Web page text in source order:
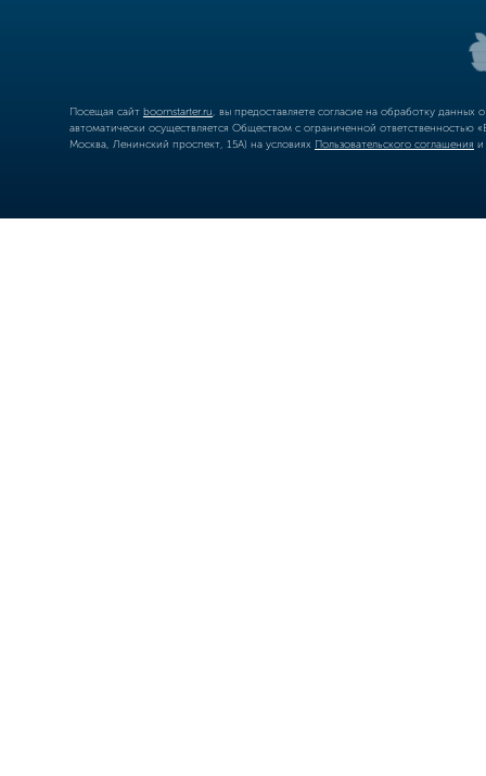
Посещая сайт boomstarter.ru , вы предоставляете согласие на обработку
автоматически осуществляется Обществом с ограниченной
Москва, Ленинский проспект, 15А) на условиях Пользовательского соглашения и